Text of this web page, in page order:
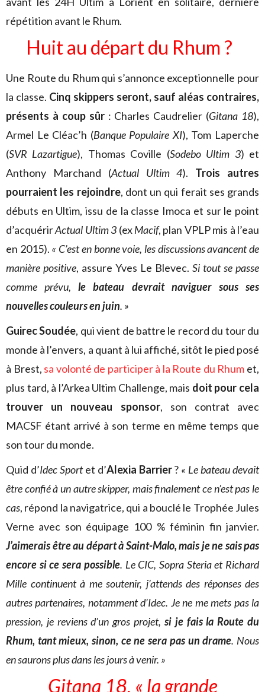
répétition avant le Rhum.
Huit au départ du Rhum ?
Une Route du Rhum qui s’annonce exceptionnelle pour
la classe. Cinq skippers seront, sauf aléas contraires,
présents à coup sûr: Charles Caudrelier (Gitana 18),
Armel Le Cléac’h (Banque Populaire XI), Tom Laperche
(SVR Lazartigue), Thomas Coville (Sodebo Ultim 3) et
Anthony Marchand (Actual Ultim 4). Trois autres
pourraient les rejoindre, dont un qui ferait ses grands
débuts en Ultim, issu de la classe Imoca et sur le point
d’acquérirActual Ultim 3 (exMacif, plan VPLP mis à l’eau
en 2015). « C’est en bonne voie, les discussions avancent de
manière positive, assure Yves Le Blevec. Si tout se passe
comme prévu,le bateau devrait naviguer sous ses
nouvelles couleurs en juin. »
Guirec Soudée, qui vient de battre le record du tour du
monde à l’envers, a quant à lui affiché, sitôt le pied posé
à Brest, sa volonté de participer à la Route du Rhum et,
plus tard, à l’Arkea Ultim Challenge, mais doit pour cela
trouver un nouveau sponsor, son contrat avec
MACSF étant arrivé à son terme en même temps que
son tour du monde.
Quid d’Idec Sportet d’Alexia Barrier? « Le bateau devait
être confié à un autre skipper, mais finalement ce n’est pas le
cas, répond la navigatrice, qui a bouclé le Trophée Jules
Verne avec son équipage 100 % féminin fin janvier.
J’aimerais être au départ à Saint-Malo, mais je ne sais pas
encore si ce sera possible. Le CIC, Sopra Steria et Richard
Mille continuent à me soutenir, j’attends des réponses des
autres partenaires, notamment d’Idec. Je ne me mets pas la
pression, je reviens d’un gros projet, si je fais la Route du
Rhum, tant mieux, sinon, ce ne sera pas un drame. Nous
en saurons plus dans les jours à venir. »
Gitana 18, « la grande